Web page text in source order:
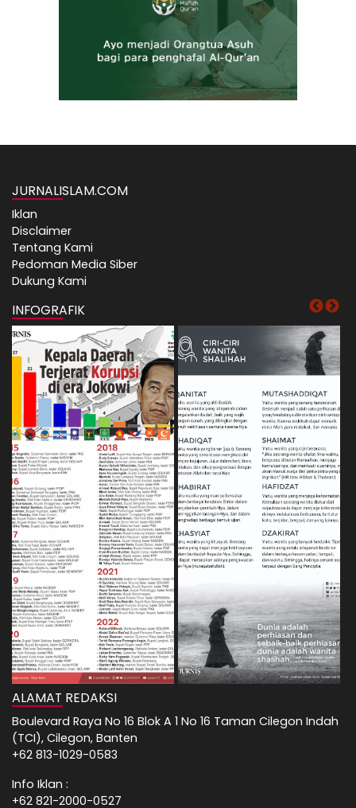
JURNALISLAM.COM
Iklan
Disclaimer
Tentang Kami
Pedoman Media Siber
Dukung Kami
INFOGRAFIK
ALAMAT REDAKSI
Boulevard Raya No 16 Blok A 1 No 16 Taman Cilegon Indah
(TCI), Cilegon, Banten
+62 813-1029-0583
Info Iklan :
+62 821-2000-0527